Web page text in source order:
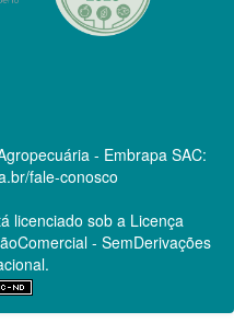
- Embrapa SAC:
fale-conosco
licenciado sob a Licença
- SemDerivações